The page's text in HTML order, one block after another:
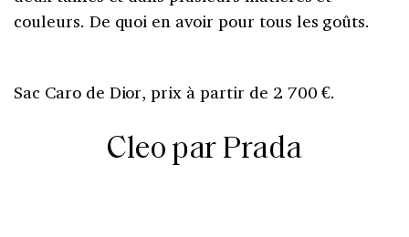
couleurs. De quoi en avoir pour tous les goûts.
Sac Caro de Dior, prix à partir de 2 700 €.
Cleo par Prada